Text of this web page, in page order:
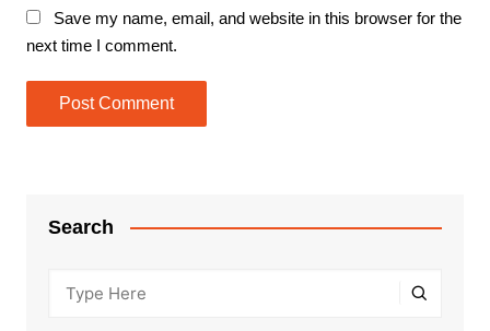
Save my name, email, and website in this browser for the
next time I comment.
Search